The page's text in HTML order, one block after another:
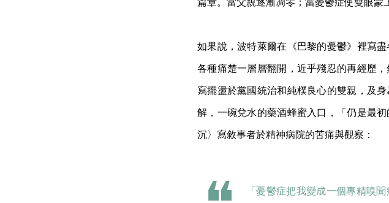
篇章。當父親逐漸凋零；當憂鬱症使雙眼
如果說，波特萊爾在《巴黎的憂鬱》裡寫
各種痛楚一層層翻開，近乎殘忍的再經歷
寫擺盪於黨國統治和純樸良心的雙親，及
解，一碗兌水的藥酒蜂蜜入口，「仍是最
沉〉寫敘事者於精神病院的苦痛與觀察：
「憂鬱症把我變成一個專精嗅